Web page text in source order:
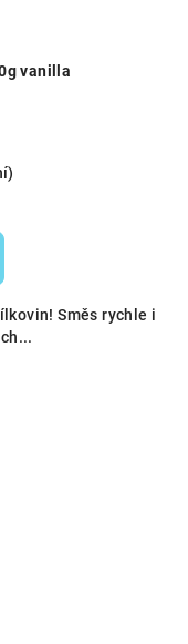
vanilla
Směs rychle i